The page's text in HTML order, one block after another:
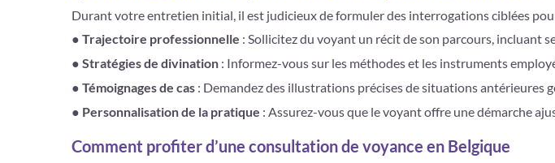
Durant votre entretien initial, il est judicieux de formuler des interrogations ciblées
● Trajectoire professionnelle : Sollicitez du voyant un récit de son parcours, incluant
● Stratégies de divination : Informez-vous sur les méthodes et les instruments
● Témoignages de cas : Demandez des illustrations précises de situations antérieures
● Personnalisation de la pratique : Assurez-vous que le voyant offre une démarche
Comment profiter d’une consultation de voyance en Belgique